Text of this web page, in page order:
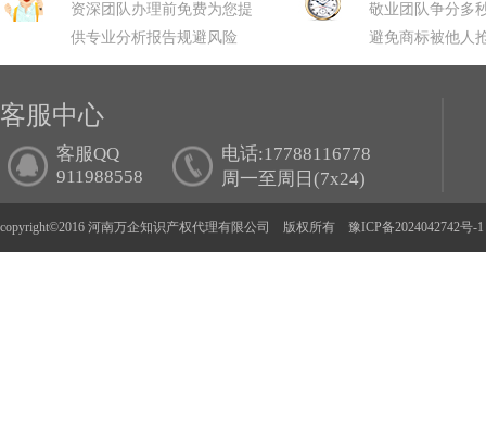
资深团队办理前免费为您提
供专业分析报告规避风险
敬业团队争分多
避免商标被他人
客服中心
客服QQ
911988558
电话:17788116778
周一至周日(7x24)
copyright©2016 河南万企知识产权代理有限公司 版权所有 豫ICP备2024042742号-1